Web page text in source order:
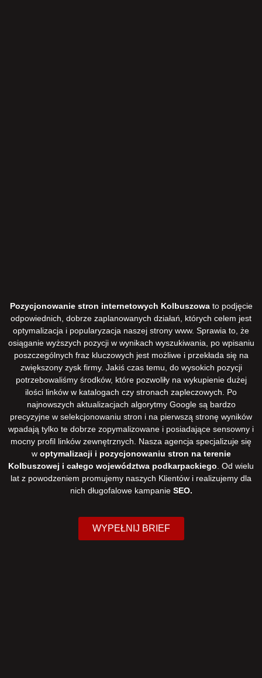
Pozycjonowanie stron internetowych Kolbuszowa to podjęcie
odpowiednich, dobrze zaplanowanych działań, których celem jest
optymalizacja i popularyzacja naszej strony www. Sprawia to, że
osiąganie wyższych pozycji w wynikach wyszukiwania, po wpisaniu
poszczególnych fraz kluczowych jest możliwe i przekłada się na
zwiększony zysk firmy. Jakiś czas temu, do wysokich pozycji
potrzebowaliśmy środków, które pozwoliły na wykupienie dużej
ilości linków w katalogach czy stronach zapleczowych. Po
najnowszych aktualizacjach algorytmy Google są bardzo
precyzyjne w selekcjonowaniu stron i na pierwszą stronę wyników
wpadają tylko te dobrze zopymalizowane i posiadające sensowny i
mocny profil linków zewnętrznych. Nasza agencja specjalizuje się
w optymalizacji i pozycjonowaniu stron na terenie
Kolbuszowej i całego województwa podkarpackiego . Od wielu
lat z powodzeniem promujemy naszych Klientów i realizujemy dla
nich długofalowe kampanie SEO.
WYPEŁNIJ BRIEF